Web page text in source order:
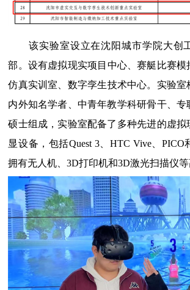
该实验室设立在沈阳城市学院大创
部。 设有虚拟现实项目 中心、赛艇比赛模
仿真实训室 数字孪生技术中心。实验室
内外知名学者、中青年教学科研骨干、专
硕士组成，实验室配备了多种先进的虚拟
显设备，包括Quest 3、 HTC Vive、 PICO
拥有无人机、3D打印机和3D激光扫描仪等